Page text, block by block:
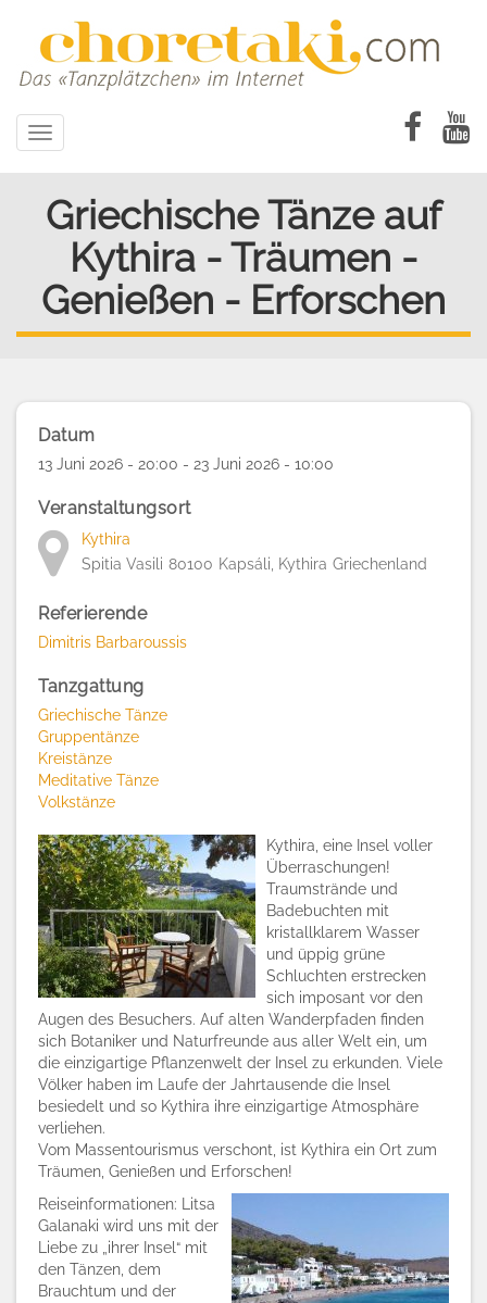
Toggle
navigation
Griechische Tänze auf
Kythira - Träumen -
Genießen - Erforschen
Datum
13 Juni 2026 - 20:00 - 23 Juni 2026 - 10:00
Veranstaltungsort
Kythira
Spitia Vasili 80100 Kapsáli, Kythira Griechenland
Referierende
Dimitris Barbaroussis
Tanzgattung
Griechische Tänze
Gruppentänze
Kreistänze
Meditative Tänze
Volkstänze
Kythira, eine Insel voller
Überraschungen!
Traumstrände und
Badebuchten mit
kristallklarem Wasser
und üppig grüne
Schluchten erstrecken
sich imposant vor den
Augen des Besuchers. Auf alten Wanderpfaden finden
sich Botaniker und Naturfreunde aus aller Welt ein, um
die einzigartige Pflanzenwelt der Insel zu erkunden. Viele
Völker haben im Laufe der Jahrtausende die Insel
besiedelt und so Kythira ihre einzigartige Atmosphäre
verliehen.
Vom Massentourismus verschont, ist Kythira ein Ort zum
Träumen, Genießen und Erforschen!
Reiseinformationen: Litsa
Galanaki wird uns mit der
Liebe zu „ihrer Insel“ mit
den Tänzen, dem
Brauchtum und der